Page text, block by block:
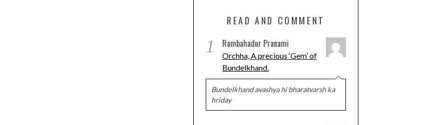
READ AND COMMENT
1 Rambahadur Pranami
Orchha, A precious ‘Gem’ of
Bundelkhand.
Bundelkhand avashya hi bharatvarsh ka
hriday